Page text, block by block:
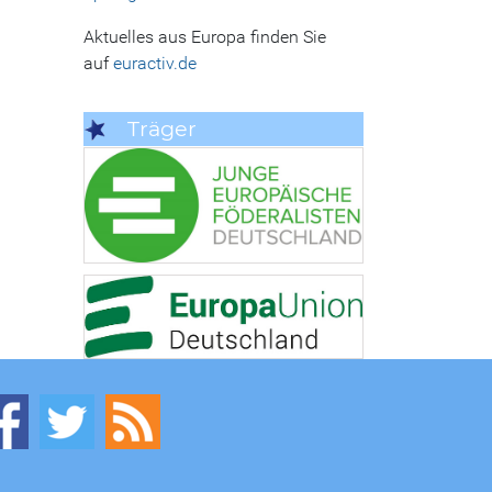
Aktuelles aus Europa finden Sie
aufeuractiv.de
Träger